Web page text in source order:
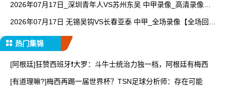
2026年07月17日_深圳青年人VS苏州东吴 中甲录像_高清录像
2026年07月17日 无锡吴钩VS长春亚泰 中甲_全场录像【全场回
热门集锦
[阿根廷]狂赞西班牙❗大罗：斗牛士统治力独一档，阿根廷有梅西
[有道理嘛?]梅西再踢一届世界杯？TSN足球分析师：存在可能